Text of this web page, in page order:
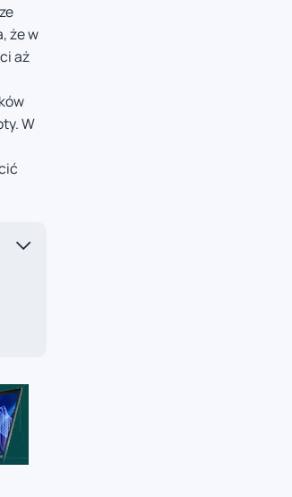
że w
aż
W